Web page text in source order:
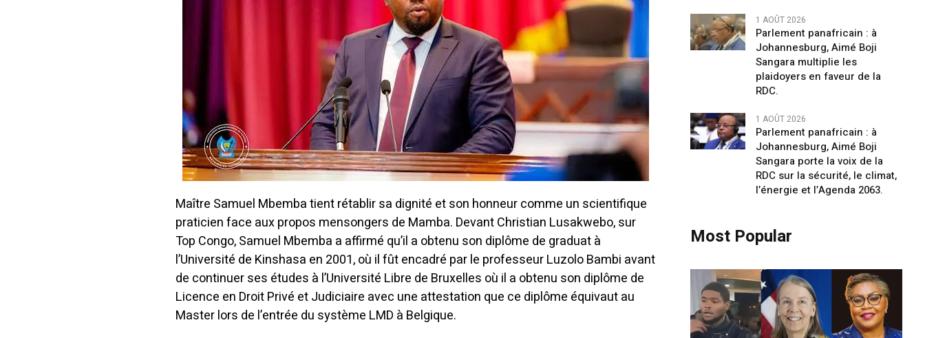
Maître Samuel Mbemba tient rétablir sa dignité et son honneur comme un scientifique
praticien face aux propos mensongers de Mamba. Devant Christian Lusakwebo, sur
Top Congo, Samuel Mbemba a affirmé qu’il a obtenu son diplôme de graduat à
l’Université de Kinshasa en 2001, où il fût encadré par le professeur Luzolo Bambi avant
de continuer ses études à l’Université Libre de Bruxelles où il a obtenu son diplôme de
Licence en Droit Privé et Judiciaire avec une attestation que ce diplôme équivaut au
Master lors de l’entrée du système LMD à Belgique.
1 AOÛT 2026
Parlement panafricain : à
Johannesburg, Aimé Boji
Sangara multiplie les
plaidoyers en faveur de la
RDC.
1 AOÛT 2026
Parlement panafricain : à
Johannesburg, Aimé Boji
Sangara porte la voix de la
RDC sur la sécurité, le climat,
l’énergie et l’Agenda 2063.
Most Popular